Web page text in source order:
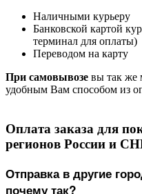
Наличными курьеру
Банковской картой
терминал для оплаты)
Переводом на карту
При самовывозе вы так же
удобным Вам способом из
Оплата заказа для
регионов России и
Отправка в другие
почему так?